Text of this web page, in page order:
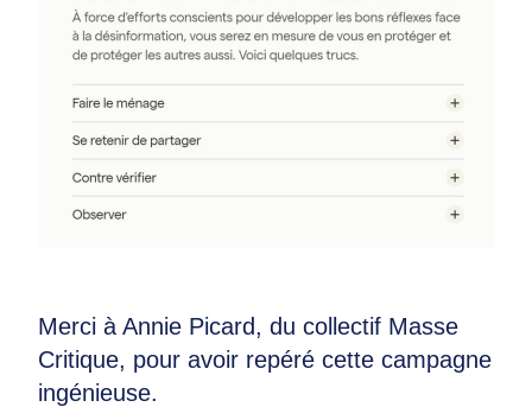
Merci à Annie Picard, du collectif Masse
Critique, pour avoir repéré cette campagne
ingénieuse.